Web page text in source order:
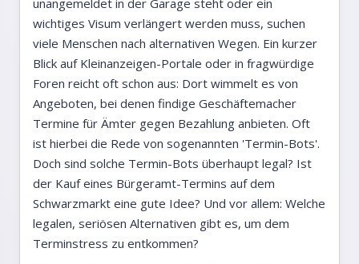
unangemeldet in der Garage steht oder ein
wichtiges Visum verlängert werden muss, suchen
viele Menschen nach alternativen Wegen. Ein kurzer
Blick auf Kleinanzeigen-Portale oder in fragwürdige
Foren reicht oft schon aus: Dort wimmelt es von
Angeboten, bei denen findige Geschäftemacher
Termine für Ämter gegen Bezahlung anbieten. Oft
ist hierbei die Rede von sogenannten 'Termin-Bots'.
Doch sind solche Termin-Bots überhaupt legal? Ist
der Kauf eines Bürgeramt-Termins auf dem
Schwarzmarkt eine gute Idee? Und vor allem: Welche
legalen, seriösen Alternativen gibt es, um dem
Terminstress zu entkommen?